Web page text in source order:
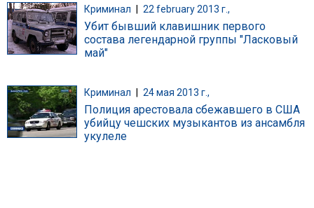
Криминал 22 february 2013 г.,
Убит бывший клавишник первого
состава легендарной группы "Ласковый
май"
Криминал 24 мая 2013 г.,
Полиция арестовала сбежавшего в США
убийцу чешских музыкантов из ансамбля
укулеле